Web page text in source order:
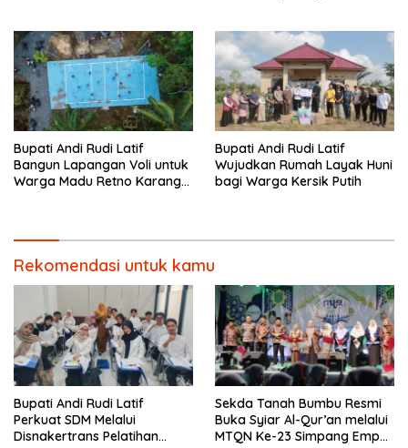
Bupati Andi Rudi Latif
Bangun Lapangan Voli untuk
Warga Madu Retno Karang
Bupati Andi Rudi Latif
Wujudkan Rumah Layak Huni
bagi Warga Kersik Putih
Rekomendasi untuk kamu
Bupati Andi Rudi Latif
Perkuat SDM Melalui
Disnakertrans Pelatihan
Sekda Tanah Bumbu Resmi
Buka Syiar Al-Qur’an melalui
MTQN Ke-23 Simpang Empat